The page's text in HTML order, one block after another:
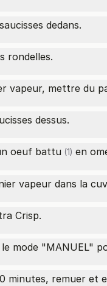
dedans.
rondelles.
vapeur, mettre du
dessus.
oeuf battu (1) en
vapeur dans la
Crisp.
mode "MANUEL"
minutes, remuer et